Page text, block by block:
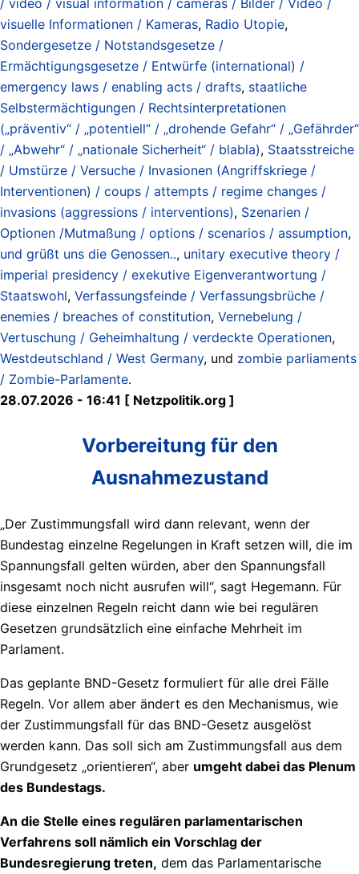
visuelle Informationen / Kameras, Radio Utopie,
Sondergesetze / Notstandsgesetze /
Ermächtigungsgesetze / Entwürfe (international) /
emergency laws / enabling acts / drafts, staatliche
Selbstermächtigungen / Rechtsinterpretationen
(„präventiv“ / „potentiell“ / „drohende Gefahr“ / „Gefährder“
/ „Abwehr“ / „nationale Sicherheit“ / blabla), Staatsstreiche
/ Umstürze / Versuche / Invasionen (Angriffskriege /
Interventionen) / coups / attempts / regime changes /
invasions (aggressions / interventions), Szenarien /
Optionen /Mutmaßung / options / scenarios / assumption,
und grüßt uns die Genossen.., unitary executive theory /
imperial presidency / exekutive Eigenverantwortung /
Staatswohl, Verfassungsfeinde / Verfassungsbrüche /
enemies / breaches of constitution, Vernebelung /
Vertuschung / Geheimhaltung / verdeckte Operationen,
Westdeutschland / West Germany, und zombie parliaments
/ Zombie-Parlamente.
28.07.2026 - 16:41 [ Netzpolitik.org ]
Vorbereitung für den
Ausnahmezustand
„Der Zustimmungsfall wird dann relevant, wenn der
Bundestag einzelne Regelungen in Kraft setzen will, die im
Spannungsfall gelten würden, aber den Spannungsfall
insgesamt noch nicht ausrufen will“, sagt Hegemann. Für
diese einzelnen Regeln reicht dann wie bei regulären
Gesetzen grundsätzlich eine einfache Mehrheit im
Parlament.
Das geplante BND-Gesetz formuliert für alle drei Fälle
Regeln. Vor allem aber ändert es den Mechanismus, wie
der Zustimmungsfall für das BND-Gesetz ausgelöst
werden kann. Das soll sich am Zustimmungsfall aus dem
Grundgesetz „orientieren“, aber umgeht dabei das Plenum
des Bundestags.
An die Stelle eines regulären parlamentarischen
Verfahrens soll nämlich ein Vorschlag der
Bundesregierung treten, dem das Parlamentarische